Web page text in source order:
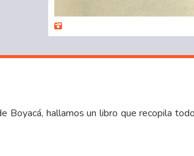
Boyacá, hallamos un libro que recopila